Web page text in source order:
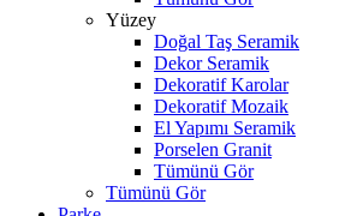
Yüzey
Doğal Taş Seramik
Dekor Seramik
Dekoratif Karolar
Dekoratif Mozaik
El Yapımı Seramik
Porselen Granit
Tümünü Gör
Tümünü Gör